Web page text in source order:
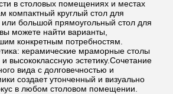
в столовых помещениях и местах
компактный круглый стол для
большой прямоугольный стол для
можете найти варианты,
конкретным потребностям.
керамические мраморные столы
высококлассную эстетику.Сочетание
вида с долговечностью и
создает утонченный и визуально
в любом столовом помещении.